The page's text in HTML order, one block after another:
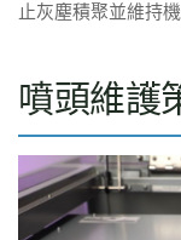
止灰塵積聚並維持
噴頭維護